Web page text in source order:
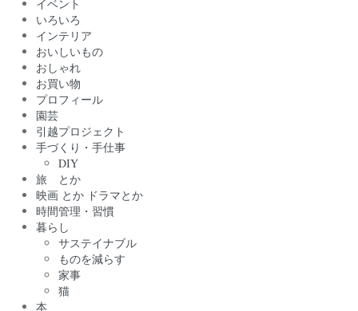
イベント
いろいろ
インテリア
おいしいもの
おしゃれ
お買い物
プロフィール
園芸
引越プロジェクト
手づくり・手仕事
DIY
旅 とか
映画 とか ドラマとか
時間管理・習慣
暮らし
サステイナブル
ものを減らす
家事
猫
本